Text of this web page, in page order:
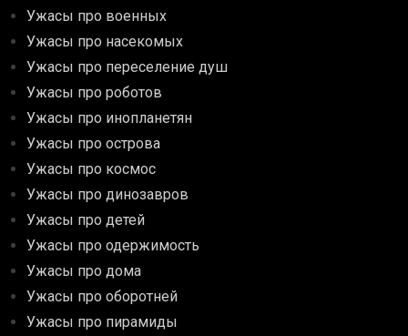
Ужасы про военных
Ужасы про насекомых
Ужасы про переселение душ
Ужасы про роботов
Ужасы про инопланетян
Ужасы про острова
Ужасы про космос
Ужасы про динозавров
Ужасы про детей
Ужасы про одержимость
Ужасы про дома
Ужасы про оборотней
Ужасы про пирамиды